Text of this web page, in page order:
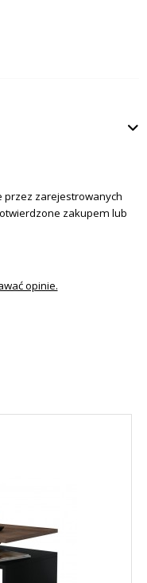
przez zarejestrowanych
zakupem lub
opinie.